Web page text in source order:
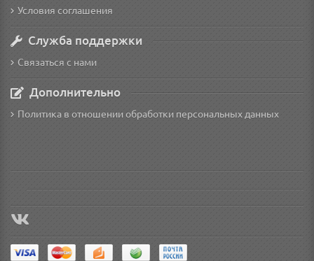
Условия соглашения
Служба поддержки
Связаться с нами
Дополнительно
Политика в отношении обработки персональных данных